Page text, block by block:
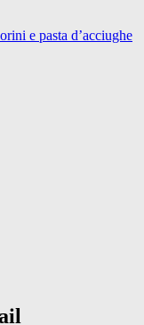
e pasta d’acciughe